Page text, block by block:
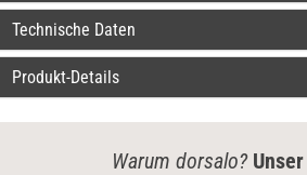
Technische Daten
Produkt-Details
Warum dorsalo?